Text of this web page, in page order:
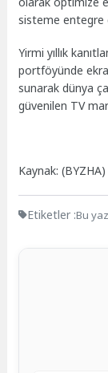
sisteme entegre
Yirmi yıllık
portföyünde
sunarak dünya
güvenilen TV
Kaynak:
Etiketler :Bu